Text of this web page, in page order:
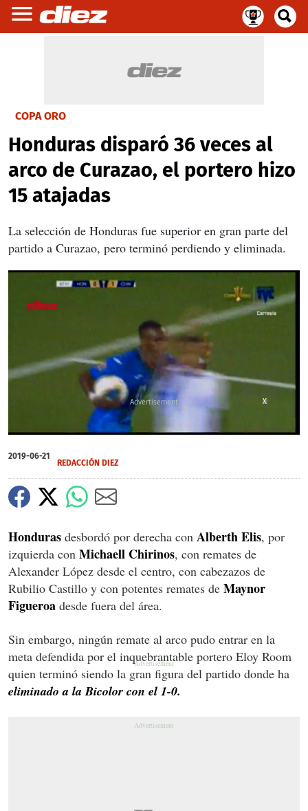
COPA ORO
Honduras disparó 36 veces al
arco de Curazao, el portero hizo
15 atajadas
La selección de Honduras fue superior en gran parte del
partido a Curazao, pero terminó perdiendo y eliminada.
of
3
19
seconds
X
X
2019-06-21
REDACCIÓN DIEZ
Honduras desbordó por derecha con Alberth Elis, por
izquierda con Michaell Chirinos, con remates de
Alexander López desde el centro, con cabezazos de
Rubilio Castillo y con potentes remates de Maynor
Figueroa desde fuera del área.
Sin embargo, ningún remate al arco pudo entrar en la
meta defendida por el inquebrantable portero Eloy Room
quien terminó siendo la gran figura del partido donde ha
eliminado a la Bicolor con el 1-0.